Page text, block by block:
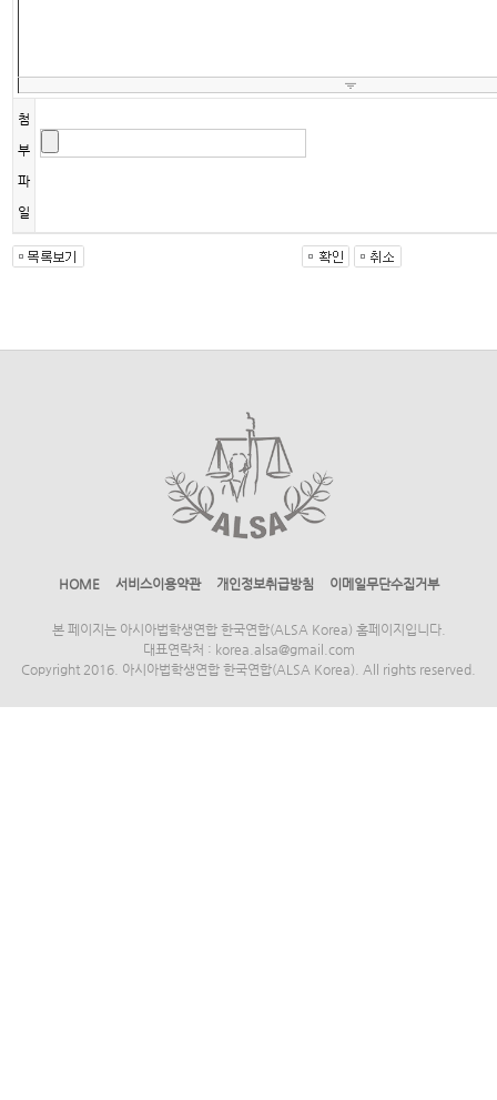
첨
부
파
일
HOME 서비스이용약관 개인정보취급방침 이메일무단수집거부
본 페이지는 아시아법학생연합 한국연합(ALSA Korea) 홈페이지입니다.
대표연락처 : korea.alsa@gmail.com
Copyright 2016. 아시아법학생연합 한국연합(ALSA Korea). All rights reserved.